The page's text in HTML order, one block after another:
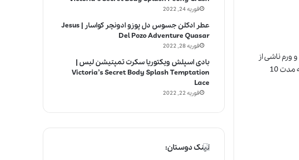
ناشی از
را از بین ببرد. تهیه خمیر بلغور جو از طریق ترکیب آن با آب و قراردادن آن روی محل گزیدگی به مدت 10
فوریه 24, 2022
عطر ادکلن جسوس دل پوزو ادونچر کواسار | Jesus
Del Pozo Adventure Quasar
فوریه 28, 2022
بادی اسپلش ویکتوریا سکرت تمپتیشن لیس |
Victoria’s Secret Body Splash Temptation
Lace
فوریه 22, 2022
لینک دوستان: